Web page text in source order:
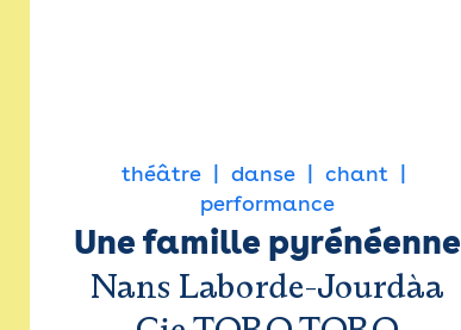
théâtre danse
chant
performance
Une famille pyrénéenne
Nans Laborde-Jourdàa